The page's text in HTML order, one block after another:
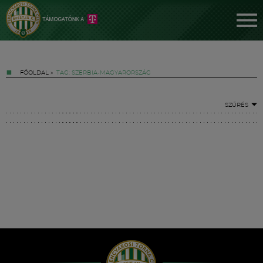
FŐOLDAL » TAG: SZERBIA-MAGYARORSZÁG
SZŰRÉS
Hírek